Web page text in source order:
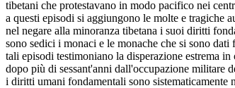
tibetani che protestavano in modo pacifico nei
a questi episodi si aggiungono le molte e tragiche
nel negare alla minoranza tibetana i suoi diritti
sono sedici i monaci e le monache che si sono
tali episodi testimoniano la disperazione estrema
dopo più di sessant'anni dall'occupazione militare
i diritti umani fondamentali sono sistematicamente